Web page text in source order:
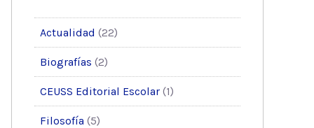
Actualidad (22)
Biografías (2)
CEUSS Editorial Escolar (1)
Filosofía (5)